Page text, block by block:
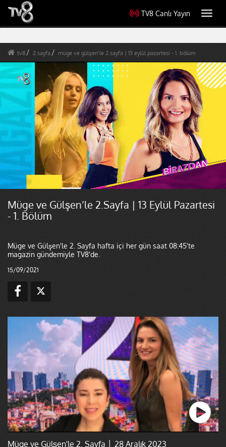
TV8 Canlı Yayın
tv8 2.sayfa müge ve gülşen’le 2.sayfa | 13 eylül pazartesi - 1. bölüm
Müge ve Gülşen’le 2.Sayfa | 13 Eylül Pazartesi
- 1. Bölüm
Müge ve Gülşen'le 2. Sayfa hafta içi her gün saat 08:45'te
magazin gündemiyle TV8'de.
15/09/2021
Müge ve Gülşen'le 2. Sayfa │ 28 Aralık 2023